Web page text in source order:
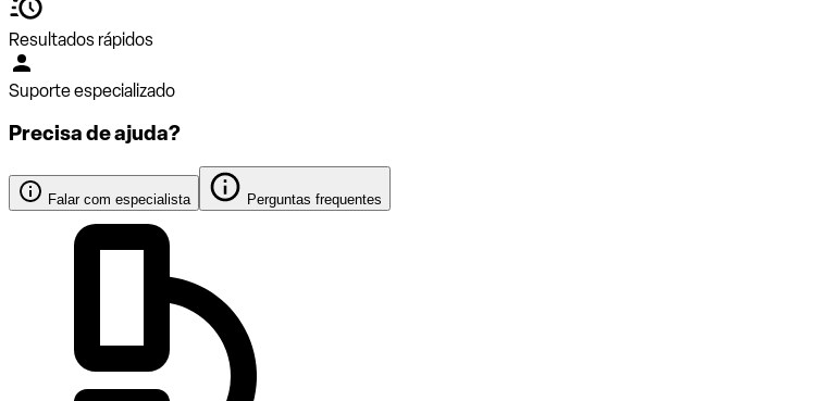
Resultados rápidos
Suporte especializado
Precisa de ajuda?
Falar com especialista Perguntas frequentes